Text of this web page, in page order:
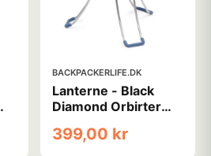
BACKPACKERLIFE.DK
Lanterne - Black
Diamond Orbirter
399,00 kr